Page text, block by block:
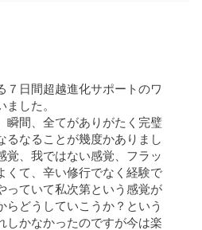
７日間超越進化サポートのワ
した。
瞬間、全てがありがたく完璧
るなることが幾度かありまし
覚、我ではない感覚、フラッ
くて、辛い修行でなく経験で
っていて私次第という感覚が
らどうしていこうか？という
しかなかったのですが今は楽